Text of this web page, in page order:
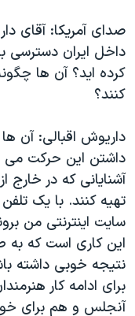
صدای آمریکا: آقای
داخل ایران دسترسی
کرده اید؟ آن ها
کنند؟
داریوش اقبالی: آن
داشتن این حرکت می
آشنایانی که در
تهیه کنند. با یک
سایت اینترنتی من
این کاری است که به
نتیجه خوبی داشته
برای ادامه کار
آنجلس و هم برای